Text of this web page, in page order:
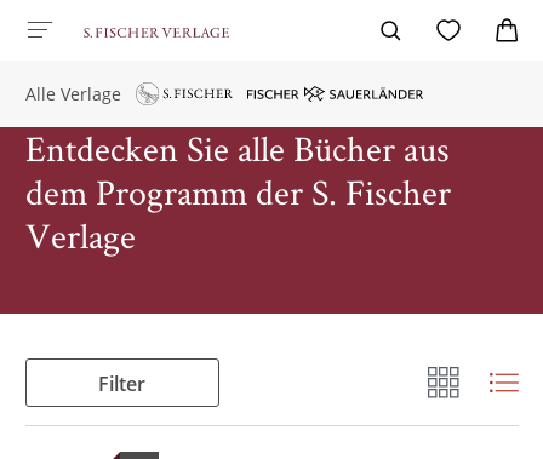
Alle Verlage
Entdecken Sie alle Bücher aus
dem Programm der S. Fischer
Verlage
Filter